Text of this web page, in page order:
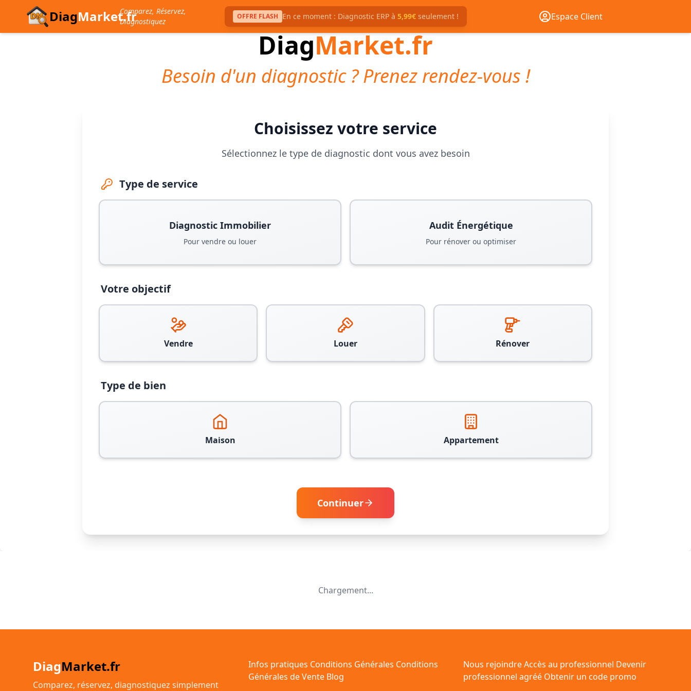
DiagMarket.frComparez, Réservez,
Diagnostiquez
OFFRE FLASH En ce moment : Diagnostic ERP à 5,99€seulement ! Espace Client
DiagMarket.fr
Besoin d'un diagnostic ? Prenez rendez-vous !
Choisissez votre service
Sélectionnez le type de diagnostic dont vous avez besoin
Type de service
Diagnostic Immobilier
Pour vendre ou louer
Audit Énergétique
Pour rénover ou optimiser
Votre objectif
Vendre Louer Rénover
Type de bien
Maison Appartement
Continuer
Chargement...
DiagMarket.fr
Comparez, réservez, diagnostiquez simplement
Infos pratiques Conditions Générales Conditions
Générales de Vente Blog
Nous rejoindreAccès au professionnel Devenir
professionnel agréé Obtenir un code promo